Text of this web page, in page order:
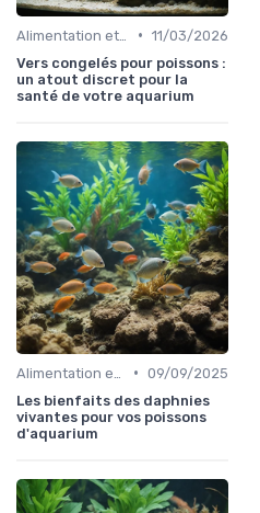
• 11/03/2026
Vers congelés pour poissons :
un atout discret pour la
santé de votre aquarium
• 09/09/2025
Les bienfaits des daphnies
vivantes pour vos poissons
d'aquarium